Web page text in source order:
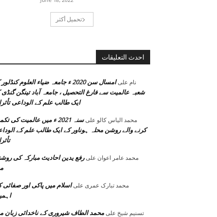
تحميل أكثر
احدث التعليقات
نام على
امسال سن 2020 ء جامعہ ضیاء العلوم
شعبہ عالمیت سے فارغ التحصیل ، جامعہ آباد تینگن
ایک طالب علم کے الوداعی
محمد الیاس کالو على
سنہ 2021 ء میں عالمیت کی
کرنے والے روشن محلہ ہوناور کے ایک طالب علم کے
محمد عامر اعوان علىرفع یدین احادیث مبارکہ کی
محمد تبارک عمری علىاسلام میں پاکی اور صفائی
تسنیم شیخ علىمحمد الطاف شیروری کے ناخدائی زبان